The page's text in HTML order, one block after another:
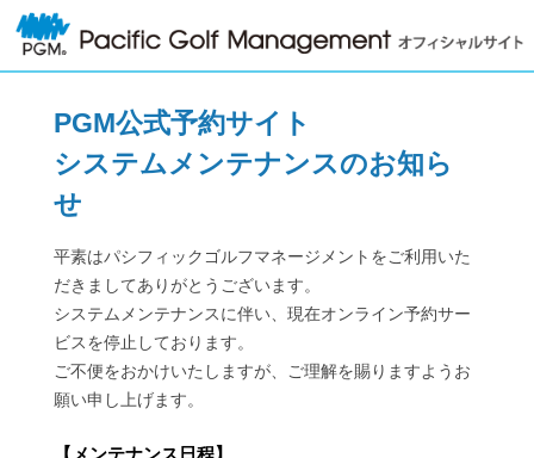
PGM公式予約サイト
システムメンテナンスのお知ら
せ
平素はパシフィックゴルフマネージメントをご利用いた
だきましてありがとうございます。
システムメンテナンスに伴い、現在オンライン予約サー
ビスを停止しております。
ご不便をおかけいたしますが、ご理解を賜りますようお
願い申し上げます。
【 メンテナンス日程】